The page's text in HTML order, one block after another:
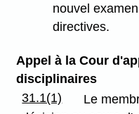
nouvel
directives.
Appel à la Cour
disciplinaires
31.1(1)
Le